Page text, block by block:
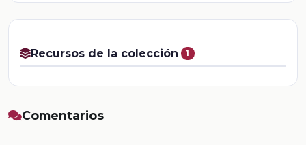
Recursos de la colección 1
Comentarios